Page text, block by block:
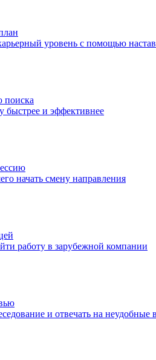
уровень с помощью
поиска
быстрее и эффективнее
начать смену направления
работу в зарубежной компании
и отвечать на неудобные